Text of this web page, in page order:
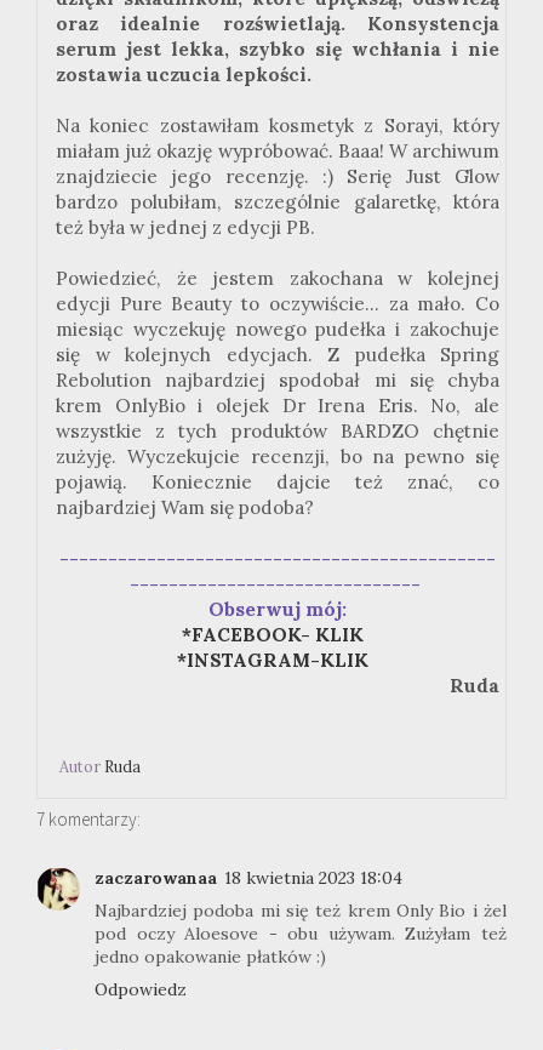
oraz idealnie rozświetlają. Konsystencja
serum jest lekka, szybko się wchłania i nie
zostawia uczucia lepkości.
Na koniec zostawiłam kosmetyk z Sorayi, który
miałam już okazję wypróbować. Baaa! W archiwum
znajdziecie jego recenzję. :) Serię Just Glow
bardzo polubiłam, szczególnie galaretkę, która
też była w jednej z edycji PB.
Powiedzieć, że jestem zakochana w kolejnej
edycji Pure Beauty to oczywiście... za mało. Co
miesiąc wyczekuję nowego pudełka i zakochuje
się w kolejnych edycjach. Z pudełka Spring
Rebolution najbardziej spodobał mi się chyba
krem OnlyBio i olejek Dr Irena Eris. No, ale
wszystkie z tych produktów BARDZO chętnie
zużyję. Wyczekujcie recenzji, bo na pewno się
pojawią. Koniecznie dajcie też znać, co
najbardziej Wam się podoba?
---------------------------------------------
------------------------------
Obserwuj mój:
*FACEBOOK- KLIK
*INSTAGRAM-KLIK
Ruda
Autor Ruda
7 komentarzy:
zaczarowanaa 18 kwietnia 2023 18:04
Najbardziej podoba mi się też krem Only Bio i żel
pod oczy Aloesove - obu używam. Zużyłam też
jedno opakowanie płatków :)
Odpowiedz